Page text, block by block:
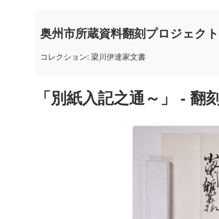
奥州市所蔵資料翻刻プロジェクト
コレクション: 梁川伊達家文書
「別紙入記之通～」 - 翻